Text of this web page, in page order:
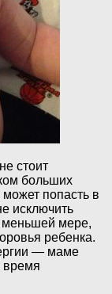
стоит
больших
попасть в
исключить
меньшей мере,
ребенка.
— маме
время